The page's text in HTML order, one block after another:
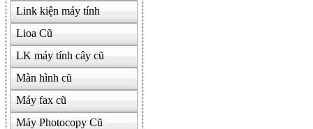
Link kiện máy tính
Lioa Cũ
LK máy tính cây cũ
Màn hình cũ
Máy fax cũ
Máy Photocopy Cũ